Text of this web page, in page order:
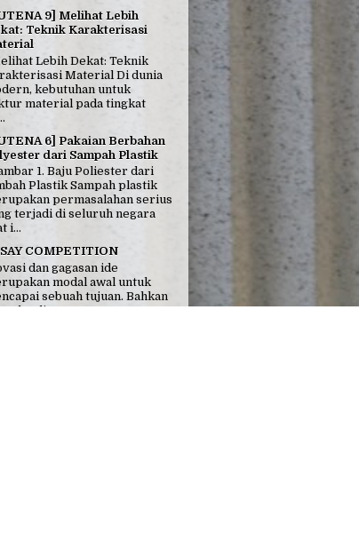
9] Melihat Lebih
Teknik Karakterisasi
Lebih Dekat: Teknik
Material Di dunia
kebutuhan untuk
material pada tingkat
6] Pakaian Berbahan
dari Sampah Plastik
1. Baju Poliester dari
Plastik Sampah plastik
permasalahan serius
terjadi di seluruh negara
i...
COMPETITION
dan gagasan ide
modal awal untuk
sebuah tujuan. Bahkan
tulisan, coret-coretan,